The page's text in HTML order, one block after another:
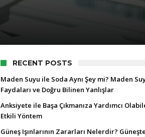
RECENT POSTS
Maden Suyu ile Soda Aynı Şey mi? Maden
Faydaları ve Doğru Bilinen Yanlışlar
Anksiyete ile Başa Çıkmanıza Yardımcı
Etkili Yöntem
Güneş Işınlarının Zararları Nelerdir?